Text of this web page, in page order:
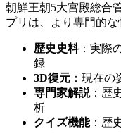
朝鮮王朝5大宮殿総合
プリは、より専門的
歴史史料：実際
録
3D復元 ：現在
専門家解説：歴
析
クイズ機能：歴